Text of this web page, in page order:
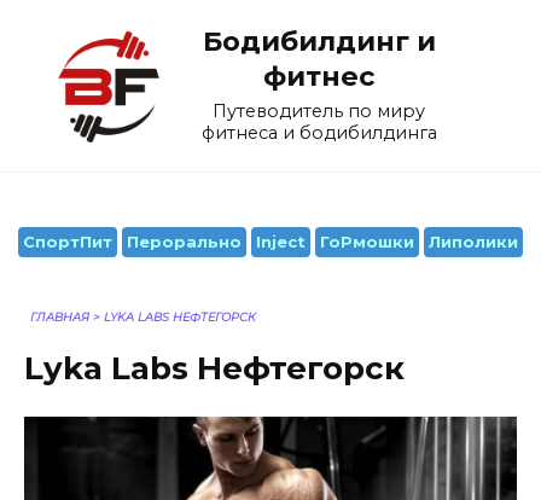
содержанию
Бодибилдинг и
фитнес
Путеводитель по миру
фитнеса и бодибилдинга
СпортПит Перорально Inject ГоРмошки Липолики
ГЛАВНАЯ > LYKA LABS НЕФТЕГОРСК
Lyka Labs Нефтегорск